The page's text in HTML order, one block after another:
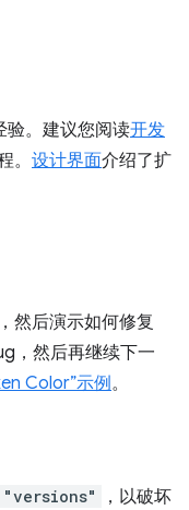
验。建议您阅读开发
。 设计界面介绍了扩
然后演示如何修复
，然后再继续下一
Color”示例。
"versions"
，以破坏